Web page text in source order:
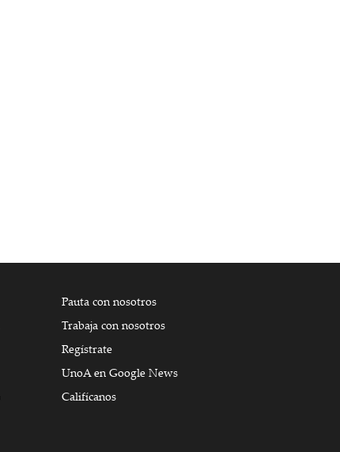
Pauta con nosotros
Trabaja con nosotros
Regístrate
UnoA en Google News
Califícanos